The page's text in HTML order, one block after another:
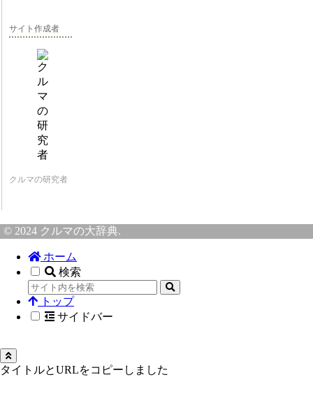
サイト作成者
クルマの研究者
© 2024 クルマの大辞典.
ホーム
検索
トップ
サイドバー
タイトルとURLをコピーしました